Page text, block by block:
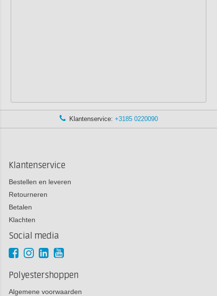
Klantenservice: +3185 0220090
Klantenservice
Bestellen en leveren
Retourneren
Betalen
Klachten
Social media
Polyestershoppen
Algemene voorwaarden